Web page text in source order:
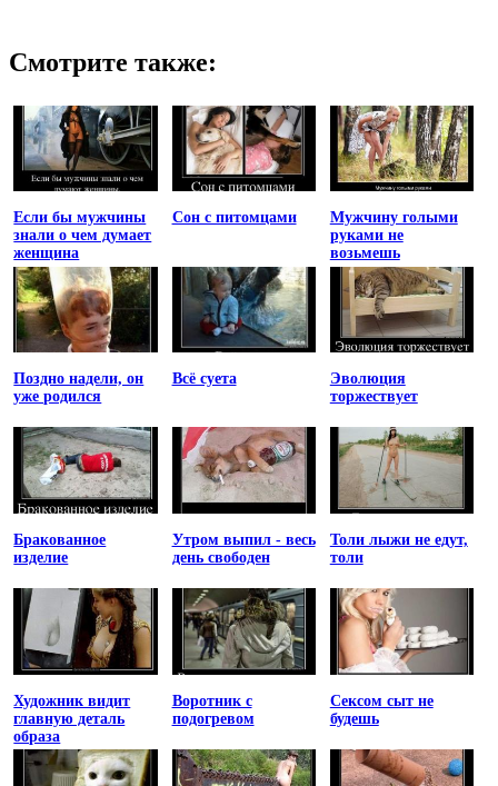
Смотрите также:
Если бы мужчины
знали о чем думает
женщина
Сон с питомцами
Мужчину голыми
руками не
возьмешь
Поздно надели, он
уже родился
Всё суета
Эволюция
торжествует
Бракованное
изделие
Утром выпил - весь
день свободен
Толи лыжи не едут,
толи
Художник видит
главную деталь
образа
Воротник с
подогревом
Сексом сыт не
будешь